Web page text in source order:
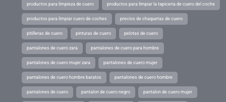
productos para limpieza de cuero productos para limpiar la tapiceria de cuero del coche
productos para limpiar cuero de coches precios de chaquetas de cuero
pitilleras de cuero pinturas de cuero pelotas de cuero
pantalones de cuero zara pantalones de cuero para hombre
pantalones de cuero mujer zara pantalones de cuero mujer
pantalones de cuero hombre baratos pantalones de cuero hombre
pantalones de cuero pantalon de cuero negro pantalon de cuero mujer